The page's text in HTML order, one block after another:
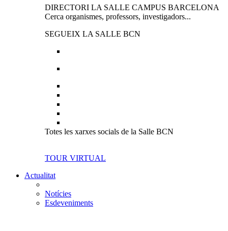
DIRECTORI LA SALLE CAMPUS BARCELONA
Cerca organismes, professors, investigadors...
SEGUEIX LA SALLE BCN
Totes les xarxes socials de la Salle BCN
TOUR VIRTUAL
Actualitat
Notícies
Esdeveniments